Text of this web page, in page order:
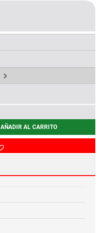
AÑADIR AL CARRITO